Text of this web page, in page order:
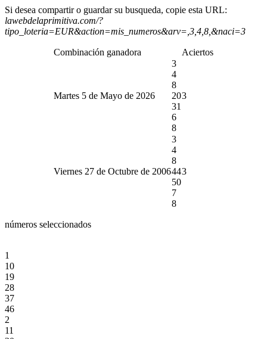
Si desea compartir o guardar su busqueda, copie esta URL:
lawebdelaprimitiva.com/?
tipo_loteria=EUR&action=mis_numeros&arv=,3,4,8,&naci=3
Combinación ganadora Aciertos
Martes 5 de Mayo de 2026
3
4
8
20
31
6
8
3
Viernes 27 de Octubre de 2006
3
4
8
44
50
7
8
3
números seleccionados
1
10
19
28
37
46
2
11